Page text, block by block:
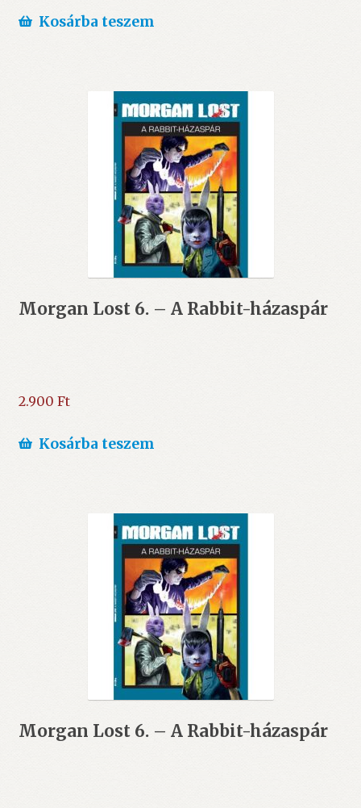
Kosárba teszem
Morgan Lost 6. – A Rabbit-házaspár
2.900 Ft
Kosárba teszem
Morgan Lost 6. – A Rabbit-házaspár